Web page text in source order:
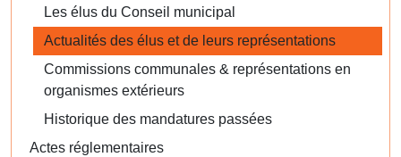
Les élus du Conseil municipal
Actualités des élus et de leurs représentations
Commissions communales & représentations en
organismes extérieurs
Historique des mandatures passées
Actes réglementaires